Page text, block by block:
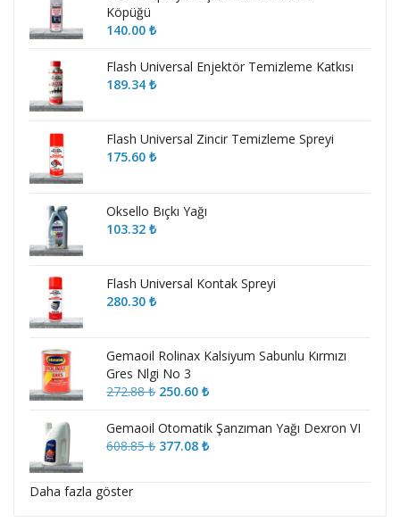
Köpüğü
140.00₺
Flash Universal Enjektör Temizleme Katkısı
189.34₺
Flash Universal Zincir Temizleme Spreyi
175.60₺
Oksello Bıçkı Yağı
103.32₺
Flash Universal Kontak Spreyi
280.30₺
Gemaoil Rolinax Kalsiyum Sabunlu Kırmızı
Gres Nlgi No 3
272.88₺ Orijinal
272.88 ₺.
250.60₺Şu
fiyat:
250.60 ₺.
Gemaoil Otomatik Şanzıman Yağı Dexron VI
608.85₺ Orijinal
377.08₺Şu
Daha fazla göster